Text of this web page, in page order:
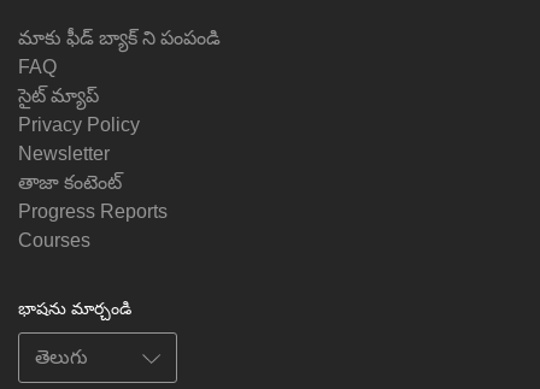
మాకు ఫీడ్ బ్యాక్ ని పంపండి
FAQ
సైట్ మ్యాప్
Privacy Policy
Newsletter
తాజా కంటెంట్
Progress Reports
Courses
భాషను మార్చండి